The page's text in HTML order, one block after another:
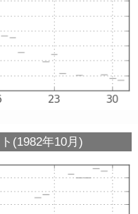
(1982年10月)